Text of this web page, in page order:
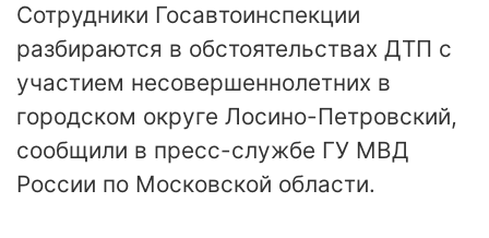
Сотрудники Госавтоинспекции
разбираются в обстоятельствах ДТП с
участием несовершеннолетних в
городском округе Лосино-Петровский,
сообщили в пресс-службе ГУ МВД
России по Московской области.